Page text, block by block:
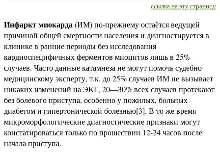
ссылка на эту страницу
Инфаркт миокарда(ИМ) по-прежнему остаётся ведущей
причиной общей смертности населения и диагностируется в
клинике в ранние периоды без исследования
кардиоспецифичных ферментов миоцитов лишь в 25%
случаев. Часто данные катамнеза не могут помочь судебно-
медицинскому эксперту, т.к. до 25% случаев ИМ не вызывает
никаких изменений на ЭКГ, 20—30% всех случаев протекают
без болевого приступа, особенно у пожилых, больных
диабетом и гипертонической болезнью[3]. В то же время
микроморфологические диагностические признаки могут
констатироваться только по прошествии 12-24 часов после
начала приступа.